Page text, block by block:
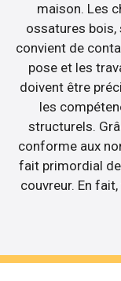
maison. Les
ossatures bois,
convient de
pose et les
doivent être
les
structurels.
conforme aux
fait primordial
couvreur. En